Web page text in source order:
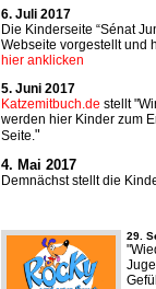
6. Juli 2017
Die Kinderseite “Sénat
Webseite vorgestellt und
hier anklicken
5. Juni 2017
Katzemitbuch.de stellt
werden hier Kinder zum
Seite. "
4. Mai 2017
Demnächst stellt die
29.